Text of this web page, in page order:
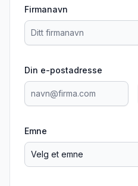
Firmanavn
Din e-postadresse
Emne